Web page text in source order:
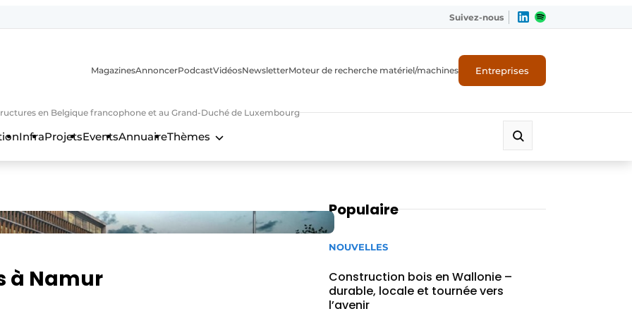
Suivez-nous
en Belgique francophone et au Grand-Duché de Luxembourg
MagazinesAnnoncerPodcastVidéosNewsletterMoteur de recherche matériel/machines Entreprises
InfraProjetsEventsAnnuaireThèmes
à Namur
Populaire
NOUVELLES
Construction bois en Wallonie –
durable, locale et tournée vers
l’avenir